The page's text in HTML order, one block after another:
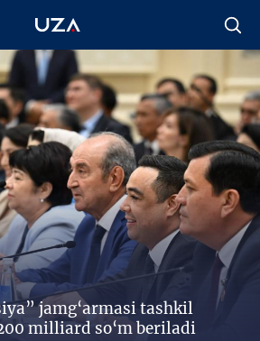
jamg‘armasi tashkil
milliard so‘m beriladi